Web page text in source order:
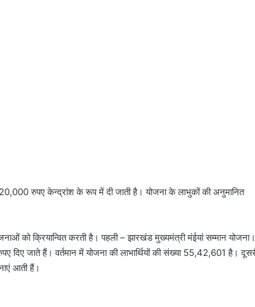
रुपए केन्द्रांश के रूप में दी जाती है। योजना के लाभुकों की अनुमानित
को क्रियान्वित करती है। पहली – झारखंड मुख्यमंत्री मंईयां सम्मान योजना।
दिए जाते हैं। वर्तमान में योजना की लाभार्थियों की संख्या 55,42,601 है।
आती हैं।